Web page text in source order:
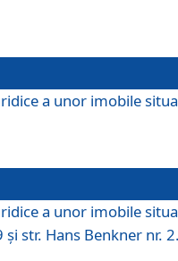
a unor imobile
a unor imobile
și str. Hans Benkner nr.